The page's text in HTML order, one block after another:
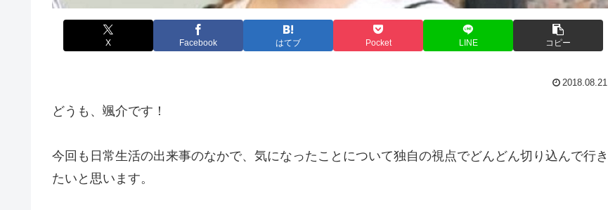
X Facebook はてブ Pocket LINE コピー
2018.08.21
どうも、颯介です！
今回も日常生活の出来事のなかで、気になったことについて独自の視点でどんどん切り込んで行き
たいと思います。